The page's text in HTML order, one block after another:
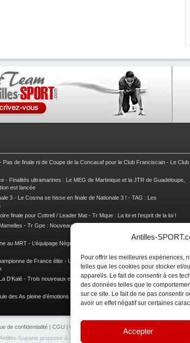
Antilles-
Pour offrir les meilleures expériences,
telles que les cookies pour stocker et/
appareils. Le fait de consentir à ces
des données telles que le
sur ce site. Le fait de ne pas consentir
avoir un effet négatif sur certaines
Accepter
- Pas de finale ni de Coupe de la Concacaf pour le Club Franciscain - Le Club
- Finalités ultramarines : Le MEG de Martinique et la JTR de Guadeloupe,
est lancée
3 - Le Cosma se hisse en finale de Nationale 3 ! - TAG : Les
finale pour Cottrell / Leader Mat - Tr Mque : La loi et l’esprit de la loi !
- Tr Gpe : Nouveau changement de leader, Damien Urcel out
au MRT - L’équipage Nègre – Gérard remporte le 9e rallye du Pays Marie-
de France élite - Un semi marathon sous le signe de la chaleur et
D’Kalé - Trois nouveaux et un habitué au palmarès du Trail des Trésors-
des As pleine d’émotions ! Images de la Woulib 113 X-Trem
de confidentialité | CGU | CGV
Guyane proprose à ses lecteurs de retrouvez en temps réel toute